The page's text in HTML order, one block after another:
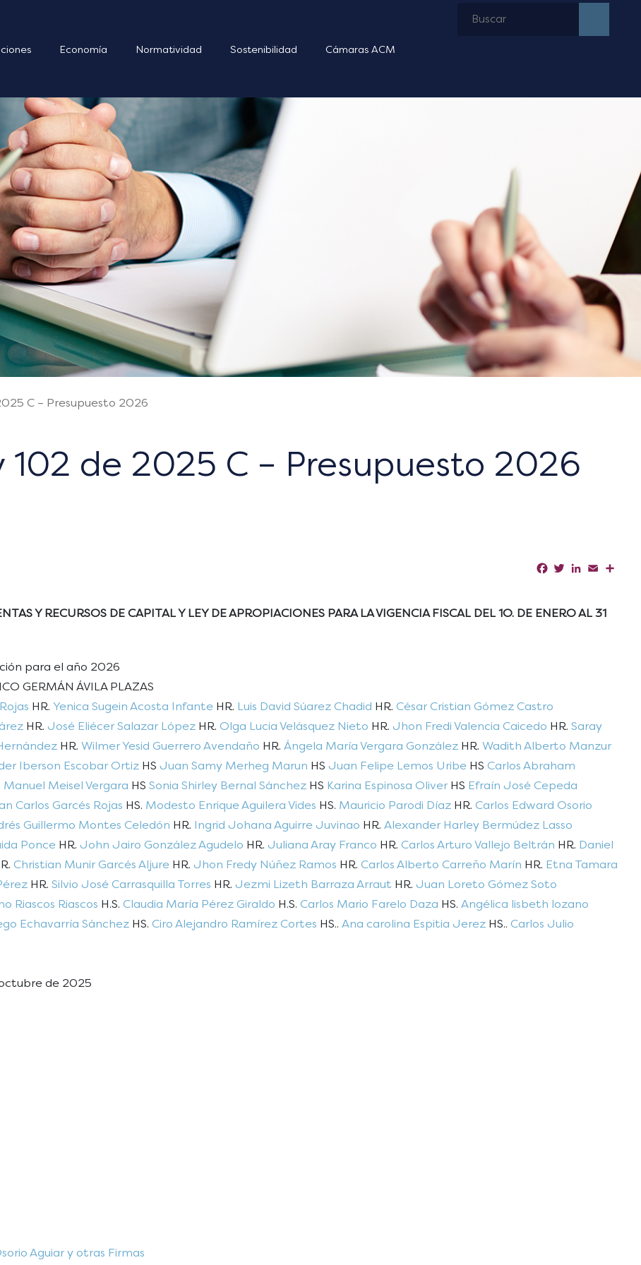
Economía Normatividad Sostenibilidad Cámaras ACM
C – Presupuesto 2026
102 de 2025 C – Presupuesto 2026
Facebook
TwitterLinkedIn
Email
Y RECURSOS DE CAPITAL Y LEY DE APROPIACIONES PARA LA VIGENCIA FISCAL DEL 1O. DE ENERO AL 31
para el año 2026
GERMÁN ÁVILA PLAZAS
HR. Yenica Sugein Acosta Infante HR. Luis David Súarez Chadid HR. César Cristian Gómez Castro
HR. José Eliécer Salazar López HR. Olga Lucia Velásquez Nieto HR. Jhon Fredi Valencia Caicedo HR. Saray
HR. Wilmer Yesid Guerrero Avendaño HR. Ángela María Vergara González HR. Wadith Alberto Manzur
Iberson Escobar Ortiz HS Juan Samy Merheg Marun HS Juan Felipe Lemos Uribe HS Carlos Abraham
Manuel Meisel Vergara HS Sonia Shirley Bernal Sánchez HS Karina Espinosa Oliver HS Efraín José Cepeda
Carlos Garcés Rojas HS. Modesto Enrique Aguilera Vides HS. Mauricio Parodi Díaz HR. Carlos Edward Osorio
Guillermo Montes Celedón HR. Ingrid Johana Aguirre Juvinao HR. Alexander Harley Bermúdez Lasso
Ponce HR. John Jairo González Agudelo HR. Juliana Aray Franco HR. Carlos Arturo Vallejo Beltrán HR. Daniel
Christian Munir Garcés Aljure HR. Jhon Fredy Núñez Ramos HR. Carlos Alberto Carreño Marín HR. Etna Tamara
HR. Silvio José Carrasquilla Torres HR. Jezmi Lizeth Barraza Arraut HR. Juan Loreto Gómez Soto
Riascos Riascos H.S. Claudia María Pérez Giraldo H.S. Carlos Mario Farelo Daza HS. Angélica lisbeth lozano
Echavarría Sánchez HS. Ciro Alejandro Ramírez Cortes HS.. Ana carolina Espitia Jerez HS.. Carlos Julio
de 2025
Aguiar y otras Firmas